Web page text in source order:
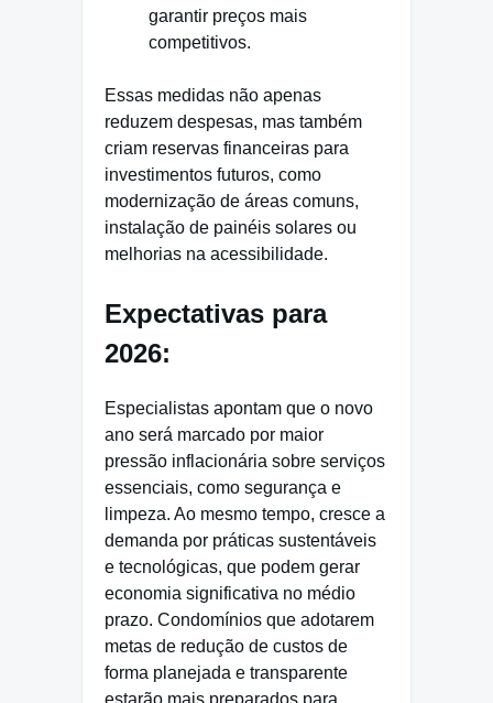
garantir preços mais
competitivos.
Essas medidas não apenas
reduzem despesas, mas também
criam reservas financeiras para
investimentos futuros, como
modernização de áreas comuns,
instalação de painéis solares ou
melhorias na acessibilidade.
Expectativas para
2026:
Especialistas apontam que o novo
ano será marcado por maior
pressão inflacionária sobre serviços
essenciais, como segurança e
limpeza. Ao mesmo tempo, cresce a
demanda por práticas sustentáveis
e tecnológicas, que podem gerar
economia significativa no médio
prazo. Condomínios que adotarem
metas de redução de custos de
forma planejada e transparente
estarão mais preparados para